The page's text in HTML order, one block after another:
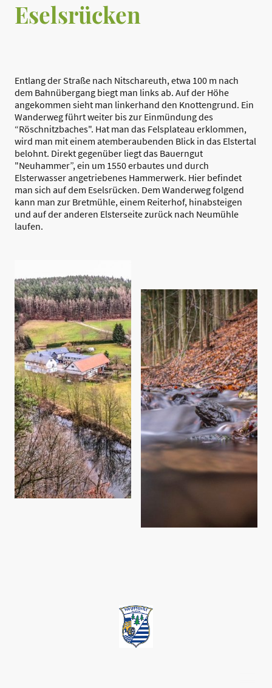
Eselsrücken
Entlang der Straße nach Nitschareuth, etwa 100 m nach
dem Bahnübergang biegt man links ab. Auf der Höhe
angekommen sieht man linkerhand den Knottengrund. Ein
Wanderweg führt weiter bis zur Einmündung des
“Röschnitzbaches". Hat man das Felsplateau erklommen,
wird man mit einem atemberaubenden Blick in das Elstertal
belohnt. Direkt gegenüber liegt das Bauerngut
"Neuhammer”, ein um 1550 erbautes und durch
Elsterwasser angetriebenes Hammerwerk. Hier befindet
man sich auf dem Eselsrücken. Dem Wanderweg folgend
kann man zur Bretmühle, einem Reiterhof, hinabsteigen
und auf der anderen Elsterseite zurück nach Neumühle
laufen.